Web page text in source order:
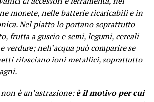
monete, nelle batterie ricaricabili e in
Nel piatto lo portano soprattutto
frutta a guscio e semi, legumi, cereali
verdure; nell’acqua può comparire se
rilasciano ioni metallici, soprattutto
è un’astrazione:è il motivo per cui